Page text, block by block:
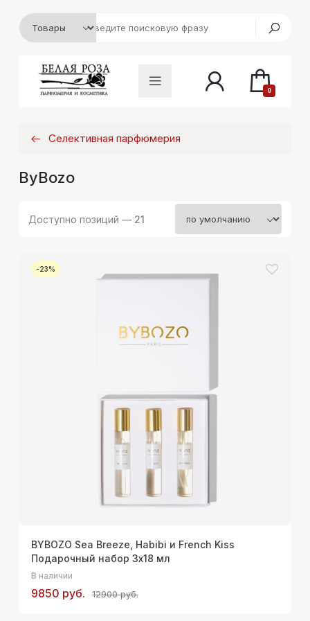
0
Селективная парфюмерия
ByBozo
Доступно позиций — 21
-23%
BYBOZO Sea Breeze, Habibi и French Kiss
Подарочный набор 3х18 мл
В наличии
9850 руб. 12900 руб.